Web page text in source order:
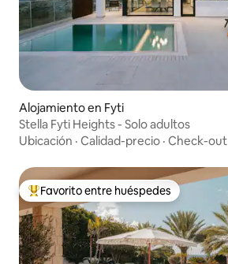
Alojamiento en Fyti
Stella Fyti Heights - Solo adultos
Ubicación · Calidad-precio · Check-out
Favorito entre huéspedes preferido
Favorito entre huéspedes